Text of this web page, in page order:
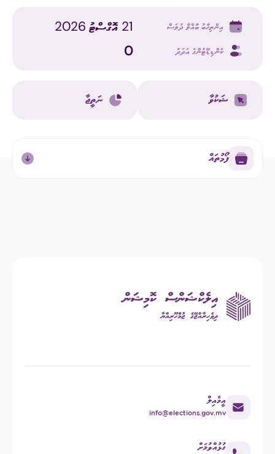
އިންތިޚާބު ބާއްވާ ދުވަސް 21 އޮގްސްޓު 2026
ކެންޑިޑޭޓުންގެ އަދަދު 0
ޝަކުވާ ނަތީޖާ
ފޯމުތައް
އީމެއިލް
info@elections.gov.mv
ގުޅުއްވުމަށް